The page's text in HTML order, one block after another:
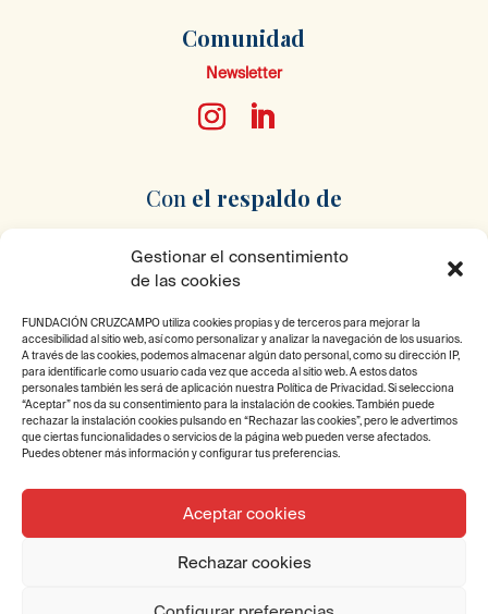
Gestionar el consentimiento
de las cookies
FUNDACIÓN CRUZCAMPO utiliza cookies propias y de terceros para mejorar la
accesibilidad al sitio web, así como personalizar y analizar la navegación de los usuarios.
A través de las cookies, podemos almacenar algún dato personal, como su dirección IP,
para identificarle como usuario cada vez que acceda al sitio web. A estos datos
personales también les será de aplicación nuestra Política de Privacidad. Si selecciona
“Aceptar” nos da su consentimiento para la instalación de cookies. También puede
rechazar la instalación cookies pulsando en “Rechazar las cookies”, pero le advertimos
que ciertas funcionalidades o servicios de la página web pueden verse afectados.
Puedes obtener más información y configurar tus preferencias.
Aceptar cookies
Rechazar cookies
Comunidad
Newsletter
Con el respaldo de
Pertenecemosa